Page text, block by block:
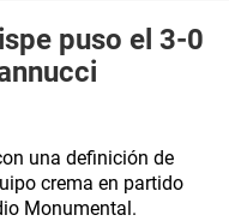
puso el 3-0
una definición de
crema en partido
Monumental.